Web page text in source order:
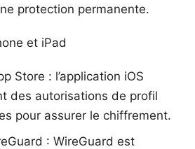
protection permanente.
et iPad
Store : l’application iOS
des autorisations de profil
pour assurer le chiffrement.
: WireGuard est